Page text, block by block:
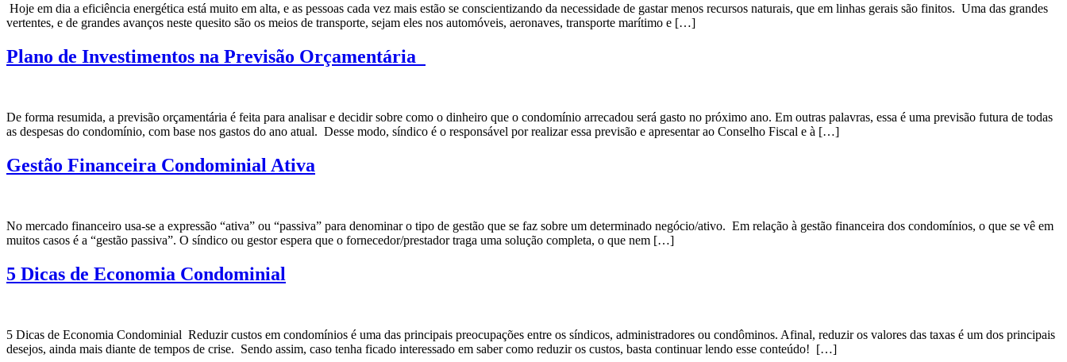
Hoje em dia a eficiência energética está muito em alta, e as pessoas cada vez mais estão se conscientizando da necessidade de gastar menos recursos naturais, que em linhas gerais são finitos. Uma das grandes
vertentes, e de grandes avanços neste quesito são os meios de transporte, sejam eles nos automóveis, aeronaves, transporte marítimo e […]
Plano de Investimentos na Previsão Orçamentária
De forma resumida, a previsão orçamentária é feita para analisar e decidir sobre como o dinheiro que o condomínio arrecadou será gasto no próximo ano. Em outras palavras, essa é uma previsão futura de todas
as despesas do condomínio, com base nos gastos do ano atual. Desse modo, síndico é o responsável por realizar essa previsão e apresentar ao Conselho Fiscal e à […]
Gestão Financeira Condominial Ativa
No mercado financeiro usa-se a expressão “ativa” ou “passiva” para denominar o tipo de gestão que se faz sobre um determinado negócio/ativo. Em relação à gestão financeira dos condomínios, o que se vê em
muitos casos é a “gestão passiva”. O síndico ou gestor espera que o fornecedor/prestador traga uma solução completa, o que nem […]
5 Dicas de Economia Condominial
5 Dicas de Economia Condominial Reduzir custos em condomínios é uma das principais preocupações entre os síndicos, administradores ou condôminos. Afinal, reduzir os valores das taxas é um dos principais
desejos, ainda mais diante de tempos de crise. Sendo assim, caso tenha ficado interessado em saber como reduzir os custos, basta continuar lendo esse conteúdo! […]